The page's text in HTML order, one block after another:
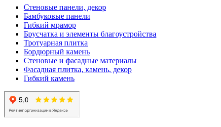
Стеновые панели, декор
Бамбуковые панели
Гибкий мрамор
Брусчатка и элементы благоустройства
Тротуарная плитка
Бордюрный камень
Стеновые и фасадные материалы
Фасадная плитка, камень, декор
Гибкий камень